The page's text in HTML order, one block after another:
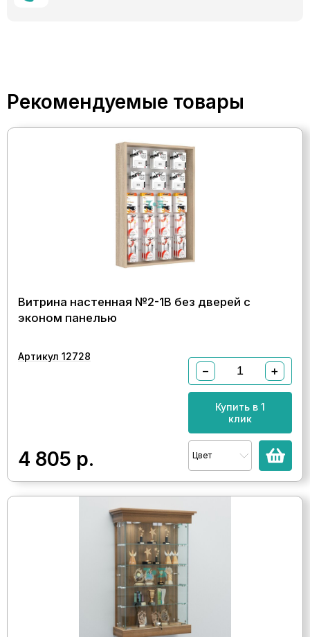
Рекомендуемые товары
Витрина настенная №2-1В без дверей с
эконом панелью
Артикул 12728
4 805 р.
− +
Купить в 1
клик
Цвет